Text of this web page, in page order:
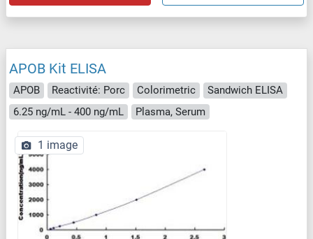
APOB Kit ELISA
APOB Reactivité: Porc Colorimetric
Sandwich ELISA
6.25 ng/mL - 400 ng/mL
Plasma, Serum
1 image